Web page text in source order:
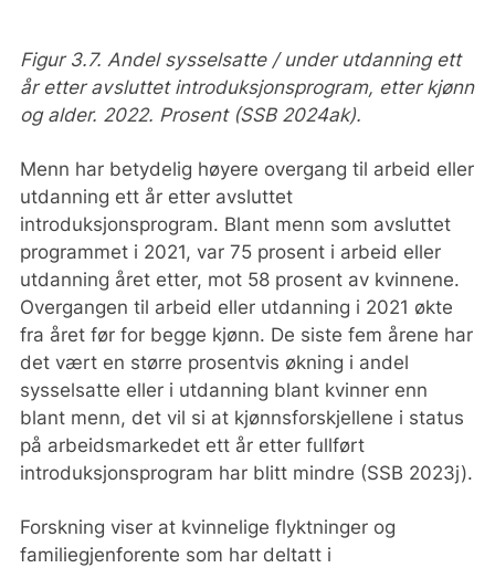
Figur 3.7. Andel sysselsatte / under utdanning ett
år etter avsluttet introduksjonsprogram, etter kjønn
og alder. 2022. Prosent (SSB 2024ak).
Menn har betydelig høyere overgang til arbeid eller
utdanning ett år etter avsluttet
introduksjonsprogram. Blant menn som avsluttet
programmet i 2021, var 75 prosent i arbeid eller
utdanning året etter, mot 58 prosent av kvinnene.
Overgangen til arbeid eller utdanning i 2021 økte
fra året før for begge kjønn. De siste fem årene har
det vært en større prosentvis økning i andel
sysselsatte eller i utdanning blant kvinner enn
blant menn, det vil si at kjønnsforskjellene i status
på arbeidsmarkedet ett år etter fullført
introduksjonsprogram har blitt mindre (SSB 2023j).
Forskning viser at kvinnelige flyktninger og
familiegjenforente som har deltatt i